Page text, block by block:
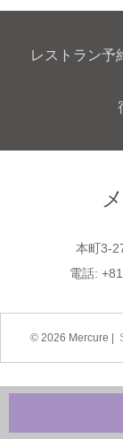
レストラン予
本町3-
電話:
© 2026 Mercure |